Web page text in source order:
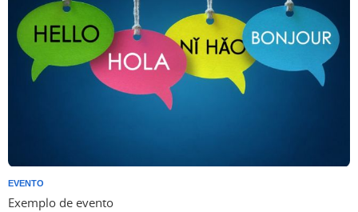
EVENTO
Exemplo de evento